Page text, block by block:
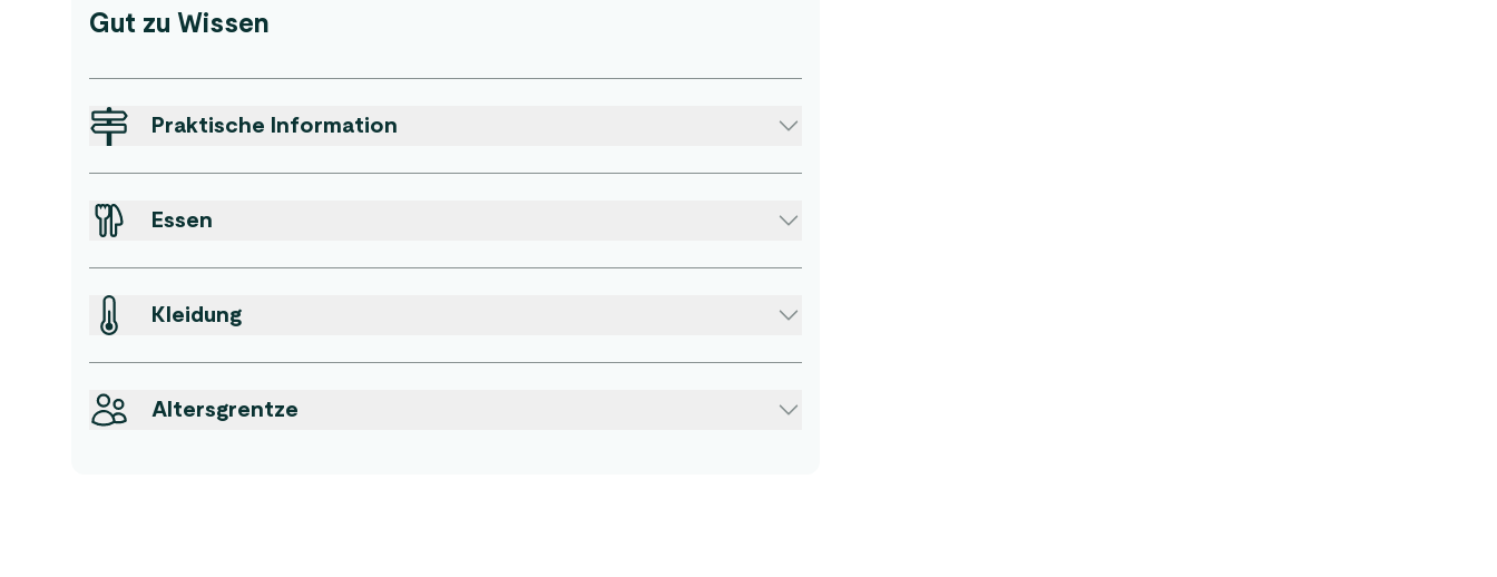
Gut zu Wissen
Praktische Information
Essen
Kleidung
Altersgrentze